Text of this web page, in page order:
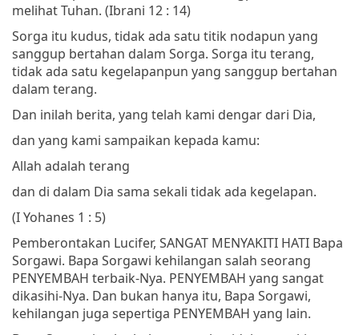
melihat Tuhan. (Ibrani 12 : 14)
Sorga itu kudus, tidak ada satu titik nodapun yang
sanggup bertahan dalam Sorga. Sorga itu terang,
tidak ada satu kegelapanpun yang sanggup bertahan
dalam terang.
Dan inilah berita, yang telah kami dengar dari Dia,
dan yang kami sampaikan kepada kamu:
Allah adalah terang
dan di dalam Dia sama sekali tidak ada kegelapan.
(I Yohanes 1 : 5)
Pemberontakan Lucifer, SANGAT MENYAKITI HATI Bapa
Sorgawi. Bapa Sorgawi kehilangan salah seorang
PENYEMBAH terbaik-Nya. PENYEMBAH yang sangat
dikasihi-Nya. Dan bukan hanya itu, Bapa Sorgawi,
kehilangan juga sepertiga PENYEMBAH yang lain.